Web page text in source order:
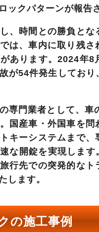
ックパターンが報告
、時間との勝負 とな
は、車内に取り残
あります。2024年8
が54件発生しており
専門業者として 、車
国産車・外国車を
キーシステムまで、
な開錠を実現します
行先での突発的なト
します。
の施工事例